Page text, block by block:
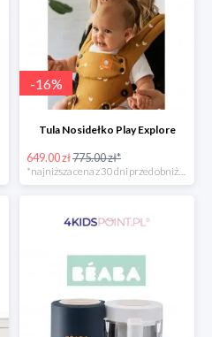
-16%
Tula Nosidełko Play Explore
649.00 zł775.00 zł*